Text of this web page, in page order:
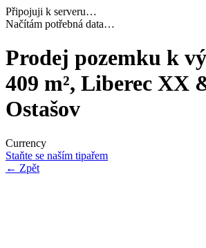
Připojuji k serveru…
Dokončuji inicializaci…
Prodej pozemku k
409 m², Liberec XX
Ostašov
Currency
Staňte se naším tipařem
← Zpět